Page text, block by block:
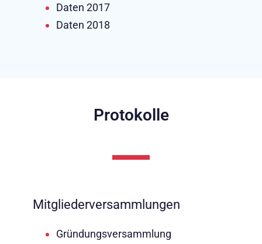
Daten 2017
Daten 2018
Protokolle
Mitgliederversammlungen
Gründungsversammlung